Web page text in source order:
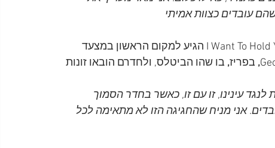
עובדים כצוות אמיתי
אוונס מתאר שבינואר 1964, אחרי שהשיר I Want To Hold Your Hand הגיע למקום הראשון במצעד
, בפריז, בו שהו הביטלס, ולחדרם הובאו זונות
עינינו, זו עם זו, כאשר בחדר הסמוך
אני מניח שהחגיגה הזו לא מתאימה לכל